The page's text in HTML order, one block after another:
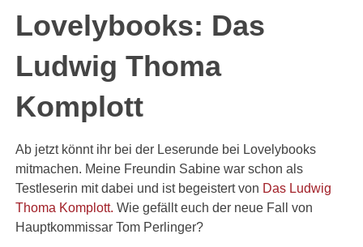
Lovelybooks: Das
Ludwig Thoma
Komplott
Ab jetzt könnt ihr bei der Leserunde bei Lovelybooks
mitmachen. Meine Freundin Sabine war schon als
Testleserin mit dabei und ist begeistert von Das Ludwig
Thoma Komplott. Wie gefällt euch der neue Fall von
Hauptkommissar Tom Perlinger?